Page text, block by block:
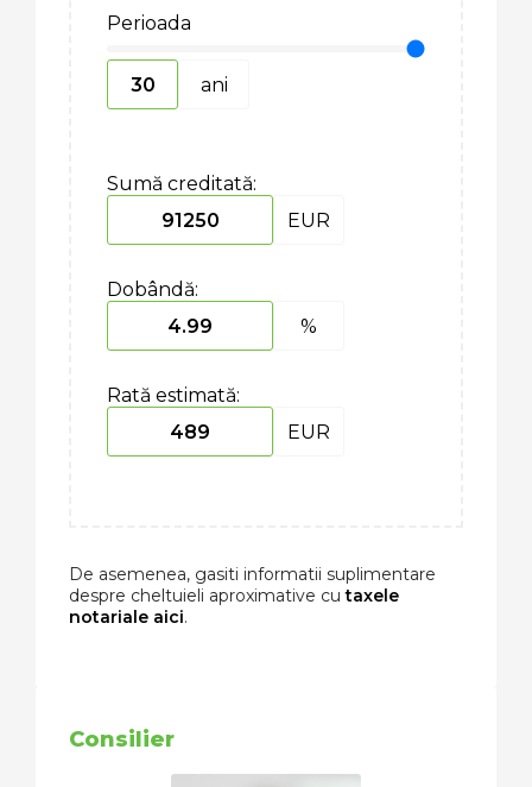
Perioada
ani
Sumă creditată:
EUR
Dobândă:
%
Rată estimată:
EUR
De asemenea, gasiti informatii suplimentare
despre cheltuieli aproximative cutaxele
notariale aici.
Consilier